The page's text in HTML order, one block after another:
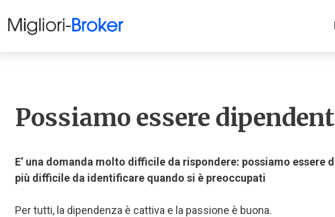
Possiamo essere
E’ una domanda molto difficile da rispondere: possiamo
più difficile da identificare quando si è preoccupati
Per tutti, la dipendenza è cattiva e la passione è buona.